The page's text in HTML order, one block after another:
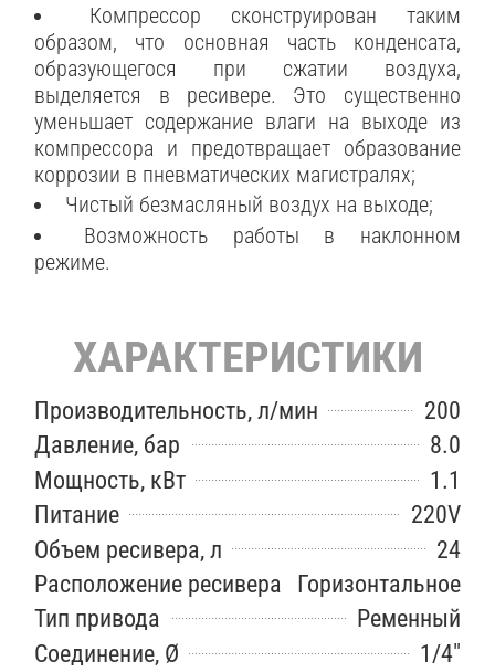
Компрессор сконструирован таким
образом, что основная часть конденсата,
образующегося при сжатии воздуха,
выделяется в ресивере. Это существенно
уменьшает содержание влаги на выходе из
компрессора и предотвращает образование
коррозии в пневматических магистралях;
Чистый безмасляный воздух на выходе;
Возможность работы в наклонном
режиме.
ХАРАКТЕРИСТИКИ
Производительность, л/мин
200
Давление, бар
8.0
Мощность, кВт
1.1
Питание
220V
Объем ресивера, л
24
Расположение ресивера
Горизонтальное
Тип привода
Ременный
Соединение, Ø
1/4"